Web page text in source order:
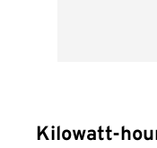
Kilowatt-